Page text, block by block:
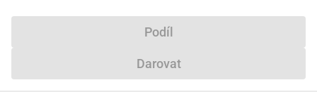
Podíl
Darovat